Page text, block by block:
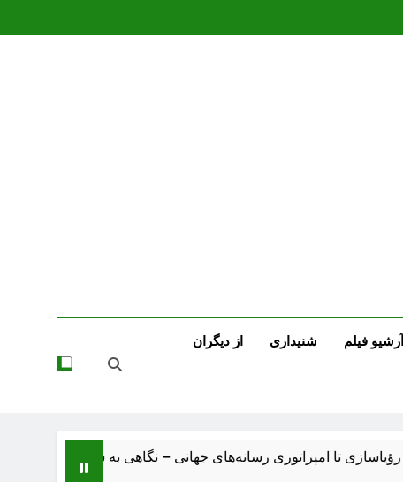
آرشیو فیلم شنیداری از دیگران
امپراتوری رسانه‌های جهانی – نگاهی به ساختار، اقتصاد، تحولات و